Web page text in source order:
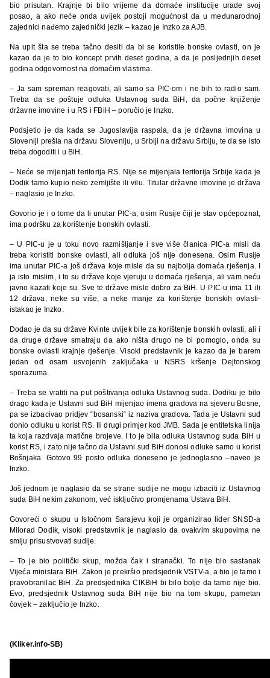
bio prisutan. Krajnje bi bilo vrijeme da domaće institucije urade svoj
posao, a ako neće onda uvijek postoji mogućnost da u međunarodnoj
zajednici nađemo zajednički jezik – kazao je Inzko za AJB.
Na upit šta se treba tačno desiti da bi se koristile bonske ovlasti, on je
kazao da je to bio koncept prvih deset godina, a da je posljednjih deset
godina odgovornost na domaćim vlastima.
– Ja sam spreman reagovati, ali samo sa PIC-om i ne bih to radio sam.
Treba da se poštuje odluka Ustavnog suda BiH, da počne knjiženje
državne imovine i u RS i FBiH – poručio je Inzko.
Podsjetio je da kada se Jugoslavija raspala, da je državna imovina u
Sloveniji prešla na državu Sloveniju, u Srbiji na državu Srbiju, te da se isto
treba dogoditi i u BiH.
– Neće se mijenjati teritorija RS. Nije se mijenjala teritorija Srbije kada je
Dodik tamo kupio neko zemljište ili vilu. Titular državne imovine je država
– naglasio je Inzko.
Govorio je i o tome da li unutar PIC-a, osim Rusije čiji je stav općepoznat,
ima podršku za korištenje bonskih ovlasti.
– U PIC-u je u toku novo razmišljanje i sve više članica PIC-a misli da
treba koristiti bonske ovlasti, ali odluka još nije donesena. Osim Rusije
ima unutar PIC-a još država koje misle da su najbolja domaća rješenja. I
ja isto mislim, i to su države koje vjeruju u domaća rješenja, ali vam neću
javno kazati koje su. Sve te države misle dobro za BiH. U PIC-u ima 11 ili
12 država, neke su više, a neke manje za korištenje bonskih ovlasti-
istakao je Inzko.
Dodao je da su države Kvinte uvijek bile za korištenje bonskih ovlasti, ali i
da druge države smatraju da ako ništa drugo ne bi pomoglo, onda su
bonske ovlasti krajnje rješenje. Visoki predstavnik je kazao da je barem
jedan od osam usvojenih zaključaka u NSRS kršenje Dejtonskog
sporazuma.
– Treba se vratiti na put poštivanja odluka Ustavnog suda. Dodiku je bilo
drago kada je Ustavni sud BiH mijenjao imena gradova na sjeveru Bosne,
pa se izbacivao pridjev “bosanski“ iz naziva gradova. Tada je Ustavni sud
donio odluku u korist RS. Ili drugi primjer kod JMB. Sada je entitetska linija
ta koja razdvaja matične brojeve. I to je bila odluka Ustavnog suda BiH u
korist RS, i zato nije tačno da Ustavni sud BiH donosi odluke samo u korist
Bošnjaka. Gotovo 99 posto odluka doneseno je jednoglasno –naveo je
Inzko.
Još jednom je naglasio da se strane sudije ne mogu izbaciti iz Ustavnog
suda BiH nekim zakonom, već isključivo promjenama Ustava BiH.
Govoreći o skupu u Istočnom Sarajevu koji je organizirao lider SNSD-a
Milorad Dodik, visoki predstavnik je naglasio da ovakvim skupovima ne
smiju prisustvovati sudije.
– To je bio politički skup, možda čak i stranački. To nije bio sastanak
Vijeća ministara BiH. Zakon je prekršio predsjednik VSTV-a, a bio je tamo i
pravobranilac BiH. Za predsjednika CIKBiH bi bilo bolje da tamo nije bio.
Evo, predsjednik Ustavnog suda BiH nije bio na tom skupu, pametan
čovjek – zaključio je Inzko.
(Kliker.info-SB)